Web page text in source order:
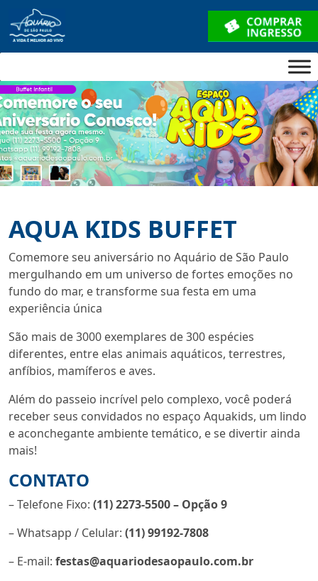
AQUA KIDS BUFFET
Comemore seu aniversário no Aquário de São Paulo
mergulhando em um universo de fortes emoções no
fundo do mar, e transforme sua festa em uma
experiência única
São mais de 3000 exemplares de 300 espécies
diferentes, entre elas animais aquáticos, terrestres,
anfíbios, mamíferos e aves.
Além do passeio incrível pelo complexo, você poderá
receber seus convidados no espaço Aquakids, um lindo
e aconchegante ambiente temático, e se divertir ainda
mais!
CONTATO
– Telefone Fixo: (11) 2273-5500 – Opção 9
– Whatsapp / Celular: (11) 99192-7808
– E-mail: festas@aquariodesaopaulo.com.br